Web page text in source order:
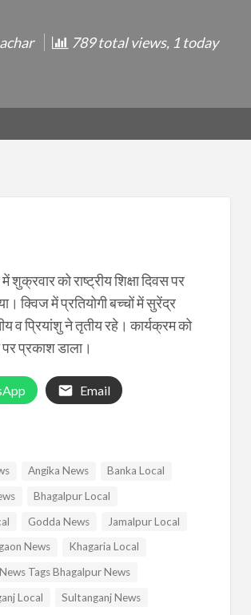
789 total views, 1 today
को राष्ट्रीय शिक्षा दिवस पर
क्विज में प्रतियोगी बच्चों में सुरेंद्र
व प्रियांशु ने तृतीय रहे। कार्यक्रम को
प्रकाश डाला।
Email
Angika News
Banka Local
Bhagalpur Local
Godda News
Jamalpur Local
News
Khagaria Local
News Tags Bhagalpur News
Local Sultanganj News